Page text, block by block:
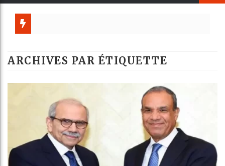
Guinée :
Réforme
Bénin :
ARCHIVES PAR ÉTIQUETTE